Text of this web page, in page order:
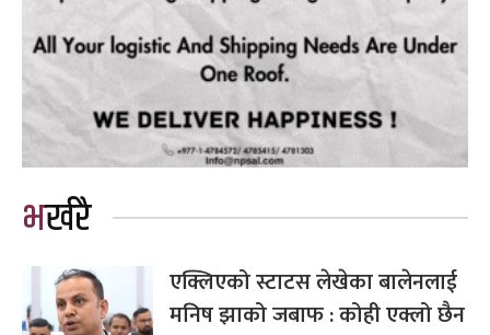
भर्खरै
एक्लिएको स्टाटस लेखेका बालेनलाई
मनिष झाको जबाफ : कोही एक्लो छैन